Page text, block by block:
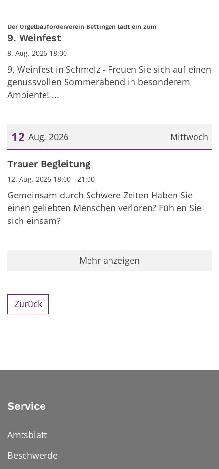
Der Orgelbauförderverein Bettingen lädt ein zum:
9. Weinfest
8. Aug. 2026 18:00
9. Weinfest in Schmelz - Freuen Sie sich auf einen
genussvollen Sommerabend in besonderem
Ambiente! ...
Mittwoch
12 Aug. 2026
Datum: 12. August 2026
Trauer Begleitung
12. Aug. 2026 18:00 - 21:00
Gemeinsam durch Schwere Zeiten Haben Sie
einen geliebten Menschen verloren? Fühlen Sie
sich einsam?
Mehr anzeigen
Zurück
Service
Amtsblatt
Beschwerde